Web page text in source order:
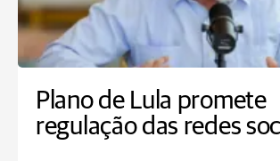
Plano de Lula promete
regulação das redes